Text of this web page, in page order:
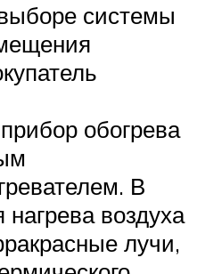
системы
обогрева
В
воздуха
лучи,